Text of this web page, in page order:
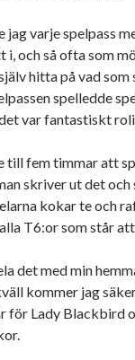
varje spelpass
i, och så ofta som
hitta på vad som
spelledde
var fantastiskt
till fem timmar att
skriver ut det och
kokar te och
T6:or som står
det med min
kommer jag
för Lady Blackbird